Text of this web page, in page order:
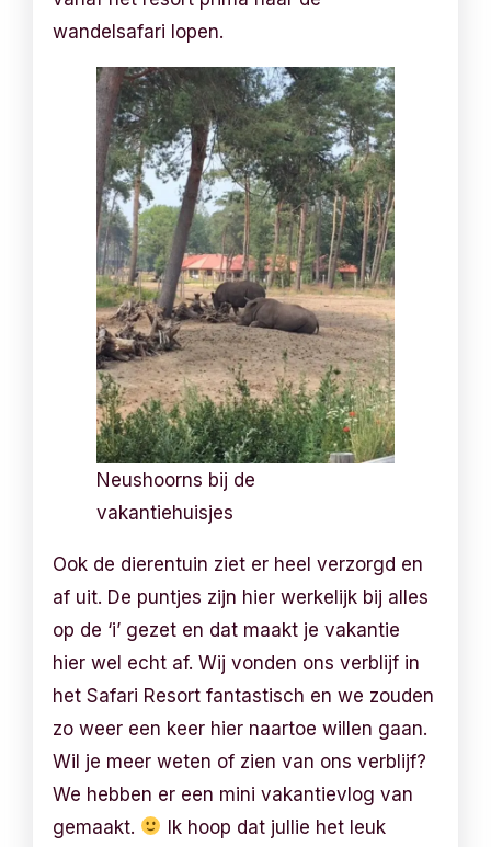
wandelsafari lopen.
Neushoorns bij de
vakantiehuisjes
Ook de dierentuin ziet er heel verzorgd en
af uit. De puntjes zijn hier werkelijk bij alles
op de ‘i’ gezet en dat maakt je vakantie
hier wel echt af. Wij vonden ons verblijf in
het Safari Resort fantastisch en we zouden
zo weer een keer hier naartoe willen gaan.
Wil je meer weten of zien van ons verblijf?
We hebben er een mini vakantievlog van
gemaakt.
Ik hoop dat jullie het leuk